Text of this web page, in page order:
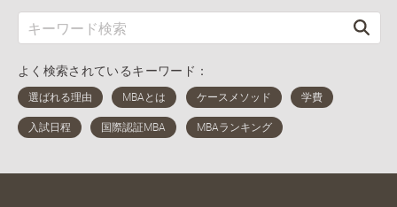
よく検索されているキーワード：